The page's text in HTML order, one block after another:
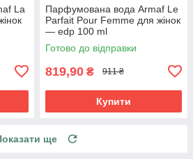
La
Парфумована вода Armaf Le
Parfait Pour Femme для жінок
— edp 100 ml
Готово до відправки
819,90 ₴ 911 ₴
Купити
ще